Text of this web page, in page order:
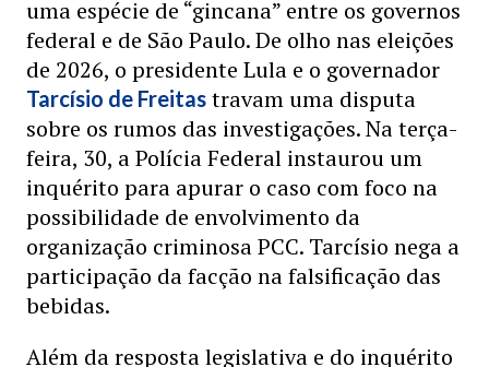
uma espécie de “gincana” entre os governos
federal e de São Paulo. De olho nas eleições
de 2026, o presidente Lula e o governador
Tarcísio de Freitas travam uma disputa
sobre os rumos das investigações. Na terça-
feira, 30, a Polícia Federal instaurou um
inquérito para apurar o caso com foco na
possibilidade de envolvimento da
organização criminosa PCC. Tarcísio nega a
participação da facção na falsificação das
bebidas.
Além da resposta legislativa e do inquérito